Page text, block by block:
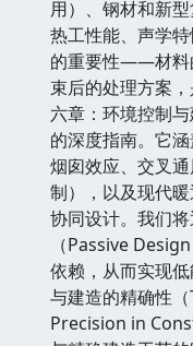
用）、钢材和新型
热工性能、声学
的重要性——材料
束后的处理方案
六章：环境控制
的深度指南。它
烟囱效应、交叉
制），以及现代
协同设计。我们
（Passive
依赖，从而实现
与建造的精确性
Precision in